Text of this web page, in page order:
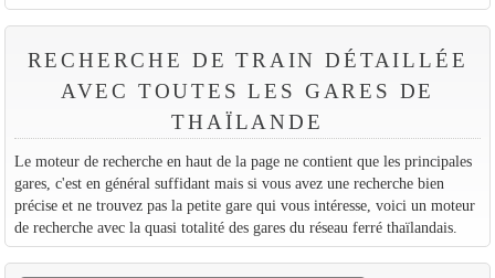
RECHERCHE DE TRAIN DÉTAILLÉE
AVEC TOUTES LES GARES DE
THAÏLANDE
Le moteur de recherche en haut de la page ne contient que les principales
gares, c'est en général suffidant mais si vous avez une recherche bien
précise et ne trouvez pas la petite gare qui vous intéresse, voici un moteur
de recherche avec la quasi totalité des gares du réseau ferré thaïlandais.